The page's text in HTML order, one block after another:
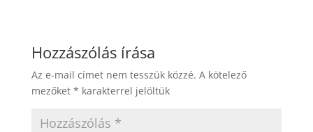
Hozzászólás írása
Az e-mail címet nem tesszük közzé. A kötelező
mezőket * karakterrel jelöltük